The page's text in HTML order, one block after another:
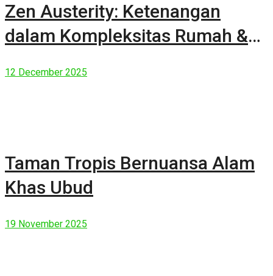
Zen Austerity: Ketenangan
dalam Kompleksitas Rumah &
12 December 2025
Taman Tropis Bernuansa Alam
Khas Ubud
19 November 2025